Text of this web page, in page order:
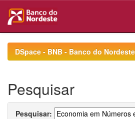
navigationDSpace - BNB - Banco do
Pesquisar
Pesquisar: